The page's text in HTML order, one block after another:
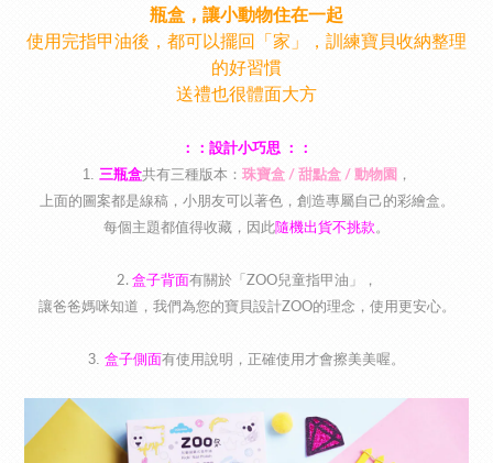
瓶盒，讓小動物住在一起
使用完指甲油後，都可以擺回「家」，訓練寶貝收納整理
的好習慣
送禮也很體面大方
：：設計小巧思 ：：
1. 三瓶盒共有三種版本： 珠寶盒 / 甜點盒 / 動物園
，
上面的圖案都是線稿，小朋友可以著色，創造專屬自己的彩繪盒。
每個主題都值得收藏，因此隨機出貨不挑款。
2. 盒子背面有關於「ZOO兒童指甲油」，
讓爸爸媽咪知道，我們為您的寶貝設計ZOO的理念，使用更安心。
3. 盒子側面有使用說明，正確使用才會擦美美喔。